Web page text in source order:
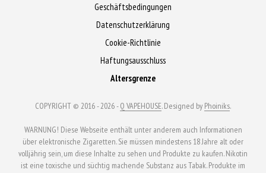
Geschäftsbedingungen
Datenschutzerklärung
Cookie-Richtlinie
Haftungsausschluss
Altersgrenze
COPYRIGHT © 2016 - 2026 -Q VAPEHOUSE. Designed by Phoiniks.
WARNUNG! Diese Webseite enthält unter anderem auch Informationen
über elektronische Zigaretten. Sie müssen mindestens 18 Jahre alt oder
volljährig sein, um diese Inhalte zu sehen und Produkte zu kaufen. Nikotin
ist eine toxische und süchtig machende Substanz aus Tabak. Produkte im